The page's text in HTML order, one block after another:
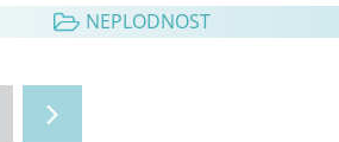
NEPLODNOST